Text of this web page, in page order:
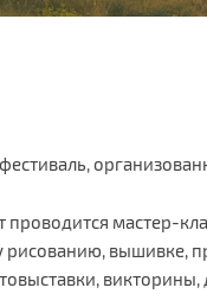
мастер-
вышивке,
викторины,